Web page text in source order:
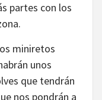
partes con los
miniretos
unos
que tendrán
nos pondrán a